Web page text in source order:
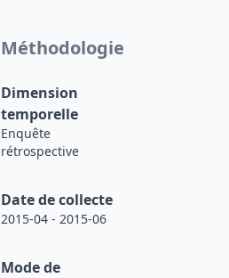
Méthodologie
Dimension
temporelle
Enquête
rétrospective
Date de collecte
2015-04 - 2015-06
Mode de